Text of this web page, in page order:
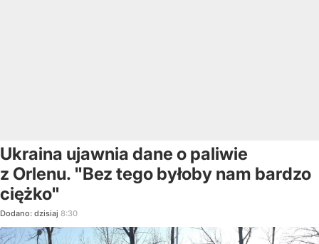
Ukraina ujawnia dane o paliwie
z Orlenu. "Bez tego byłoby nam bardzo
ciężko"
Dodano: dzisiaj 8:30